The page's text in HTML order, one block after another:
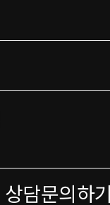
상담문의하